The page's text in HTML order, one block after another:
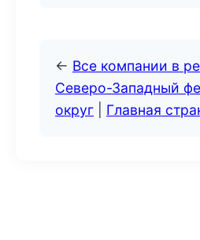
← Все компании в
Северо-Западный
округ
Главная